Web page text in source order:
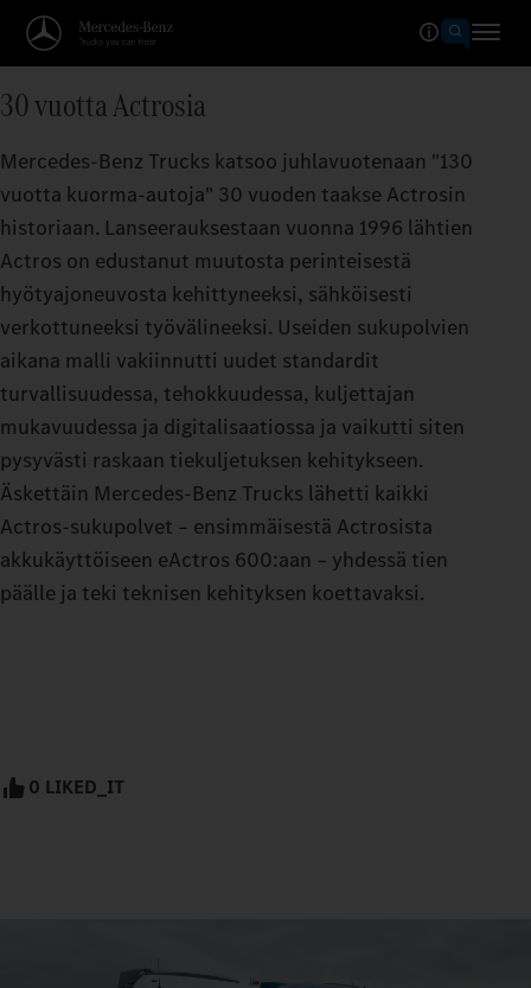
30 vuotta Actrosia
Mercedes-Benz Trucks katsoo juhlavuotenaan "130
vuotta kuorma-autoja" 30 vuoden taakse Actrosin
historiaan. Lanseerauksestaan vuonna 1996 lähtien
Actros on edustanut muutosta perinteisestä
hyötyajoneuvosta kehittyneeksi, sähköisesti
verkottuneeksi työvälineeksi. Useiden sukupolvien
aikana malli vakiinnutti uudet standardit
turvallisuudessa, tehokkuudessa, kuljettajan
mukavuudessa ja digitalisaatiossa ja vaikutti siten
pysyvästi raskaan tiekuljetuksen kehitykseen.
Äskettäin Mercedes-Benz Trucks lähetti kaikki
Actros-sukupolvet – ensimmäisestä Actrosista
akkukäyttöiseen eActros 600:aan – yhdessä tien
päälle ja teki teknisen kehityksen koettavaksi.
0 LIKED_IT